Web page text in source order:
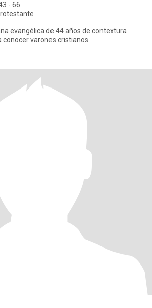
- 66
evangélica de 44 años de contextura
varones cristianos.